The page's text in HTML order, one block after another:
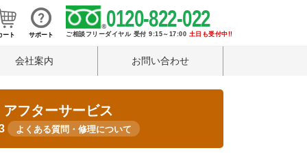
ート サポート
0120-822-022
ご相談フリーダイヤル 受付 9:15～17:00 土日も受付中!!
会社案内 お問い合わせ
フターサービス
よくある質問・修理について